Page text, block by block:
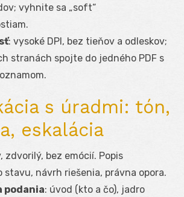
vyhnite sa „soft“
: vysoké DPI, bez tieňov a odleskov;
stranách spojte do jedného PDF s
s úradmi: tón,
eskalácia
zdvorilý, bez emócií. Popis
stavu, návrh riešenia, právna opora.
: úvod (kto a čo), jadro